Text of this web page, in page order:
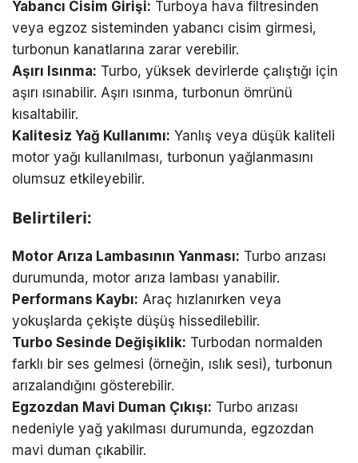
Yabancı Cisim Girişi: Turboya hava filtresinden
veya egzoz sisteminden yabancı cisim girmesi,
turbonun kanatlarına zarar verebilir.
Aşırı Isınma: Turbo, yüksek devirlerde çalıştığı için
aşırı ısınabilir. Aşırı ısınma, turbonun ömrünü
kısaltabilir.
Kalitesiz Yağ Kullanımı: Yanlış veya düşük kaliteli
motor yağı kullanılması, turbonun yağlanmasını
olumsuz etkileyebilir.
Belirtileri:
Motor Arıza Lambasının Yanması: Turbo arızası
durumunda, motor arıza lambası yanabilir.
Performans Kaybı: Araç hızlanırken veya
yokuşlarda çekişte düşüş hissedilebilir.
Turbo Sesinde Değişiklik: Turbodan normalden
farklı bir ses gelmesi (örneğin, ıslık sesi), turbonun
arızalandığını gösterebilir.
Egzozdan Mavi Duman Çıkışı: Turbo arızası
nedeniyle yağ yakılması durumunda, egzozdan
mavi duman çıkabilir.